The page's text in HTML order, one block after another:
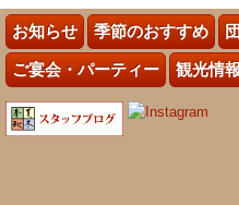
お知らせ 季節のおすすめ
ご宴会・パーティー 観光情報